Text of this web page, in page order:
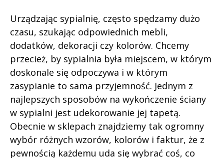
Urządzając sypialnię, często spędzamy dużo
czasu, szukając odpowiednich mebli,
dodatków, dekoracji czy kolorów. Chcemy
przecież, by sypialnia była miejscem, w którym
doskonale się odpoczywa i w którym
zasypianie to sama przyjemność. Jednym z
najlepszych sposobów na wykończenie ściany
w sypialni jest udekorowanie jej tapetą.
Obecnie w sklepach znajdziemy tak ogromny
wybór różnych wzorów, kolorów i faktur, że z
pewnością każdemu uda się wybrać coś, co